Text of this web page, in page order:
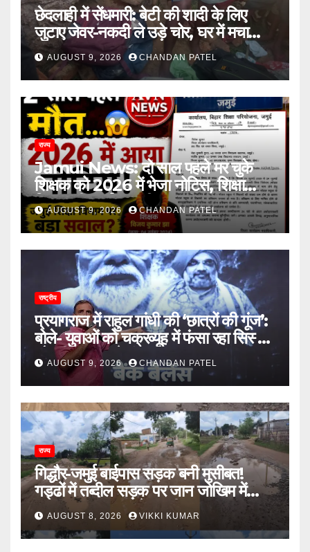
छेदलाही में सेंधमारी: बेटी की शादी के लिए
जुटाए जेवर-नकदी ले उड़े चोर, घर में मचा
कोहराम
AUGUST 9, 2026 CHANDAN PATEL
राज्य
Jamui News: दो साल पहले मर चुके
शिक्षक को 2026 में भेजा नोटिस, शिक्षा
विभाग की कार्यप्रणाली पर गंभीर सवाल
AUGUST 9, 2026 CHANDAN PATEL
राष्ट्रीय
प्रयागराज में राहुल गांधी की ‘छात्रों की गूंज’:
बोले- युवाओं को चक्रव्यूह में फंसा रहा सिस्टम,
नौकरी के दरवाजे बंद
AUGUST 9, 2026 CHANDAN PATEL
राज्य
गिद्धौर-जमुई बाईपास सड़क बनी मुसीबत!
गड्ढों में तब्दील सड़क पर जान जोखिम में
डालकर सफर कर रहे ग्रामीण
AUGUST 8, 2026 VIKKI KUMAR